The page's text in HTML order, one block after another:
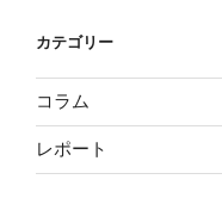
カテゴリー
コラム
レポート